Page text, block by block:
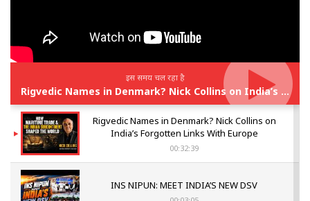
इस समय चल रहा है
Rigvedic Names in Denmark? Nick Collins on India’s Forgotten Links With Europe
Rigvedic Names in Denmark? Nick Collins on
India’s Forgotten Links With Europe
00:32:39
INS NIPUN: MEET INDIA’S NEW DSV